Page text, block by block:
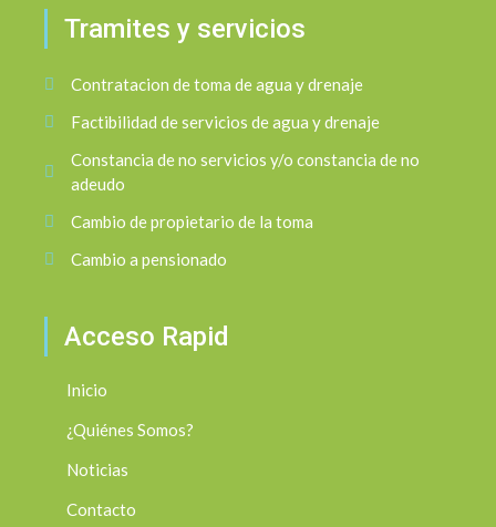
Tramites y servicios
Contratacion de toma de agua y drenaje
Factibilidad de servicios de agua y drenaje
Constancia de no servicios y/o constancia de no
adeudo
Cambio de propietario de la toma
Cambio a pensionado
Acceso Rapid
Inicio
¿Quiénes Somos?
Noticias
Contacto